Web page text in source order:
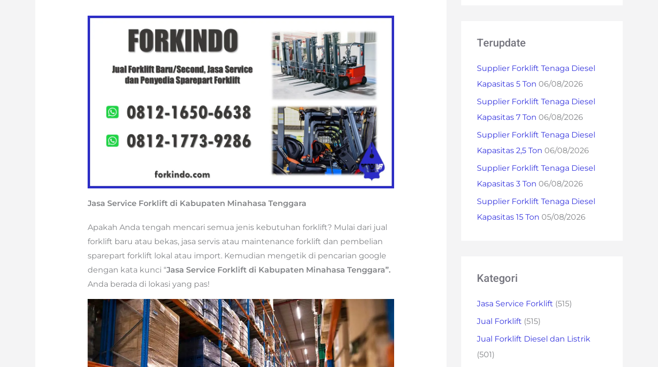
Jasa Service Forklift di Kabupaten Minahasa Tenggara
Apakah Anda tengah mencari semua jenis kebutuhan forklift? Mulai dari jual
forklift baru atau bekas, jasa servis atau maintenance forklift dan pembelian
sparepart forklift lokal atau import. Kemudian mengetik di pencarian google
dengan kata kunci “Jasa Service Forklift di Kabupaten Minahasa Tenggara”.
Anda berada di lokasi yang pas!
r
:
Terupdate
Supplier Forklift Tenaga Diesel
Kapasitas 5 Ton 06/08/2026
Supplier Forklift Tenaga Diesel
Kapasitas 7 Ton 06/08/2026
Supplier Forklift Tenaga Diesel
Kapasitas 2,5 Ton 06/08/2026
Supplier Forklift Tenaga Diesel
Kapasitas 3 Ton 06/08/2026
Supplier Forklift Tenaga Diesel
Kapasitas 15 Ton 05/08/2026
Kategori
Jasa Service Forklift (515)
Jual Forklift (515)
Jual Forklift Diesel dan Listrik
(501)